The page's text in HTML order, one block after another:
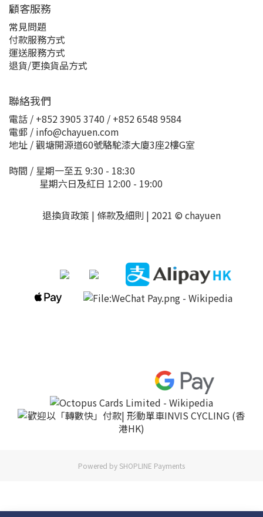
顧客服務
常見問題
付款服務方式
運送服務方式
退貨/更換貨品方式
聯絡我們
電話 / +852 3905 3740 / +852 6548 9584
電郵 / info@chayuen.com
地址 / 觀塘開源道60號駱駝漆大廈3座2樓G室
時間 / 星期一至五 9:30 - 18:30
星期六日及紅日 12:00 - 19:00
退換貨政策 | 條款及細則 | 2021 © chayuen
Powered by SHOPLINE Payments